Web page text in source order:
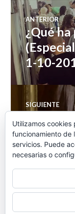
de
ANTERIOR
Entrada
anterior:
¿Qué ha
1-10-
SIGUIENTE
siguiente:
El Rey
la calle
10-2017
Utilizamos
funcionamiento de
servicios. Puede
necesarias o